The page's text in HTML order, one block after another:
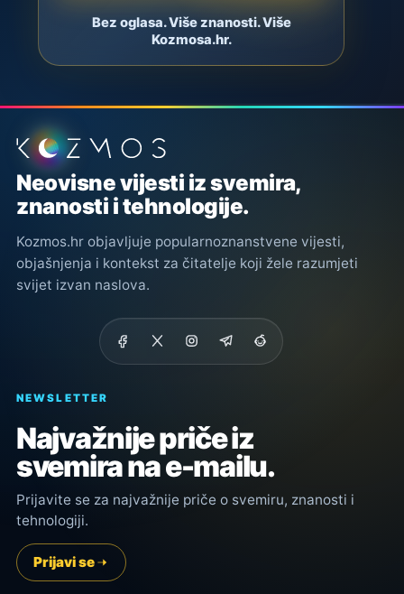
Bez oglasa. Više znanosti. Više
Kozmosa.hr.
Podnožje stranice
Neovisne vijesti iz svemira,
znanosti i tehnologije.
Kozmos.hr objavljuje popularnoznanstvene vijesti,
objašnjenja i kontekst za čitatelje koji žele razumjeti
svijet izvan naslova.
NEWSLETTER
Najvažnije priče iz
svemira na e-mailu.
Prijavite se za najvažnije priče o svemiru, znanosti i
tehnologiji.
Prijavi se